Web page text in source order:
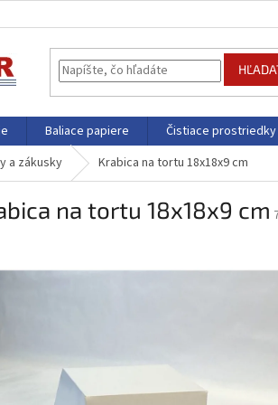
Baliace papiere Čistiace prostriedky
a zákusky Krabica na tortu 18x18x9 cm
na tortu 18x18x9 cm